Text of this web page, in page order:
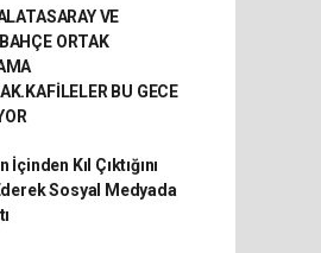
VE
ORTAK
BU GECE
İçinden Kıl Çıktığını
Sosyal Medyada